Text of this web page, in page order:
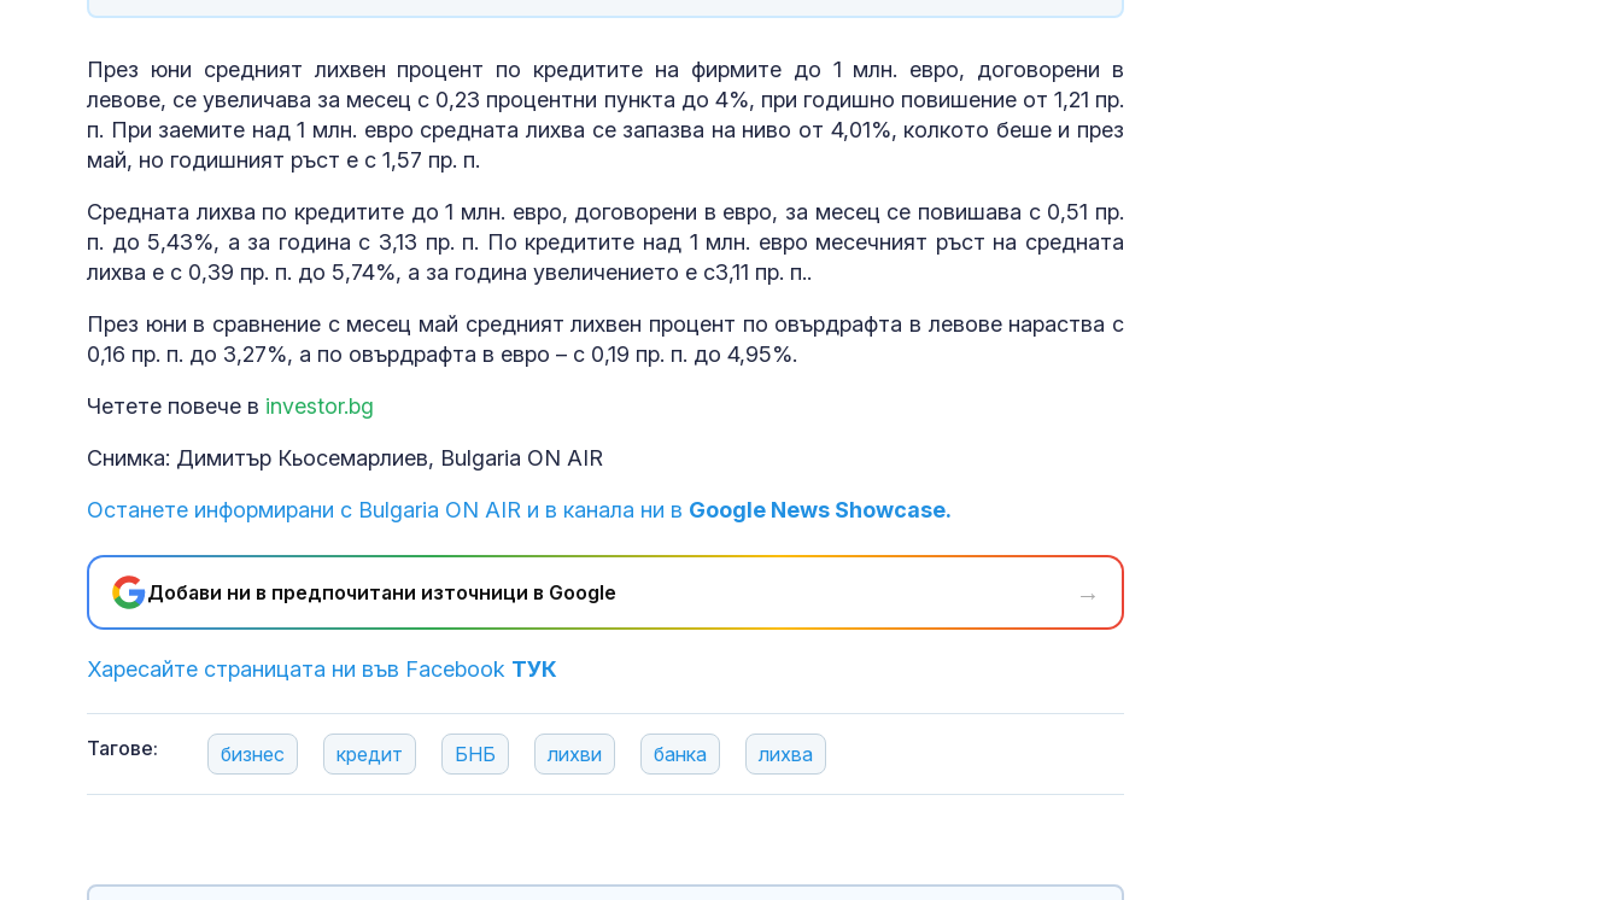
През юни средният лихвен процент по кредитите на фирмите до 1 млн. евро, договорени в
левове, се увеличава за месец с 0,23 процентни пункта до 4%, при годишно повишение от 1,21 пр.
п. При заемите над 1 млн. евро средната лихва се запазва на ниво от 4,01%, колкото беше и през
май, но годишният ръст е с 1,57 пр. п.
Средната лихва по кредитите до 1 млн. евро, договорени в евро, за месец се повишава с 0,51 пр.
п. до 5,43%, а за година с 3,13 пр. п. По кредитите над 1 млн. евро месечният ръст на средната
лихва е с 0,39 пр. п. до 5,74%, а за година увеличението е с3,11 пр. п..
През юни в сравнение с месец май средният лихвен процент по овърдрафта в левове нараства с
0,16 пр. п. до 3,27%, а по овърдрафта в евро – с 0,19 пр. п. до 4,95%.
Четете повече в investor.bg
Снимка: Димитър Кьосемарлиев, Bulgaria ON AIR
Останете информирани с Bulgaria ON AIR и в канала ни в Google News Showcase.
Добави ни в предпочитани източници в Google →
Харесайте страницата ни във Facebook ТУК
Тагове: бизнес кредит БНБ лихви банка лихва